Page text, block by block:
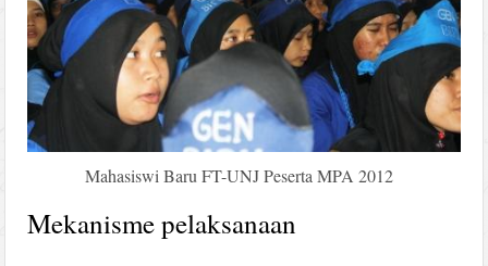
Mahasiswi Baru FT-UNJ Peserta MPA 2012
Mekanisme pelaksanaan